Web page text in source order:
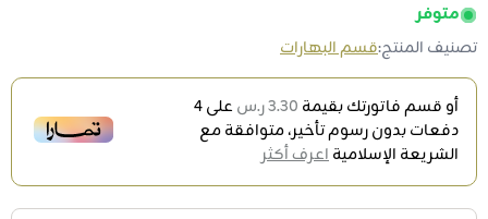
متوفر
تصنيف المنتج:قسم البهارات
أو قسم فاتورتك بقيمة 3.30 ر.س على4
دفعات بدون رسوم تأخير، متوافقة مع
الشريعة الإسلاميةاعرف أكثر